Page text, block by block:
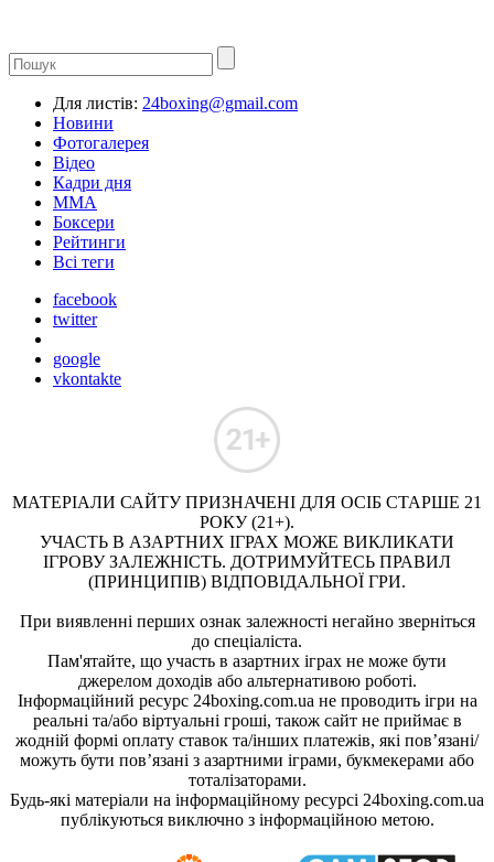
Для листів: 24boxing@gmail.com
Новини
Фотогалерея
Відео
Кадри дня
ММА
Боксери
Рейтинги
Всі теги
facebook
twitter
google
vkontakte
МАТЕРІАЛИ САЙТУ ПРИЗНАЧЕНІ ДЛЯ ОСІБ СТАРШЕ 21
РОКУ (21+).
УЧАСТЬ В АЗАРТНИХ ІГРАХ МОЖЕ ВИКЛИКАТИ
ІГРОВУ ЗАЛЕЖНІСТЬ. ДОТРИМУЙТЕСЬ ПРАВИЛ
(ПРИНЦИПІВ) ВІДПОВІДАЛЬНОЇ ГРИ.
При виявленні перших ознак залежності негайно зверніться
до спеціаліста.
Пам'ятайте, що участь в азартних іграх не може бути
джерелом доходів або альтернативою роботі.
Інформаційний ресурс 24boxing.com.ua не проводить ігри на
реальні та/або віртуальні гроші, також сайт не приймає в
жодній формі оплату ставок та/інших платежів, які пов’язані/
можуть бути пов’язані з азартними іграми, букмекерами або
тоталізаторами.
Будь-які матеріали на інформаційному ресурсі 24boxing.com.ua
публікуються виключно з інформаційною метою.